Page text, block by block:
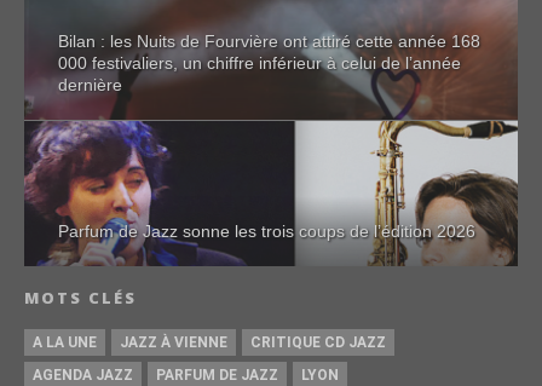
Bilan : les Nuits de Fourvière ont attiré cette année 168
000 festivaliers, un chiffre inférieur à celui de l’année
dernière
Parfum de Jazz sonne les trois coups de l’édition 2026
MOTS CLÉS
A LA UNE JAZZ À VIENNE
CRITIQUE CD JAZZ
AGENDA JAZZ
PARFUM DE JAZZ
LYON